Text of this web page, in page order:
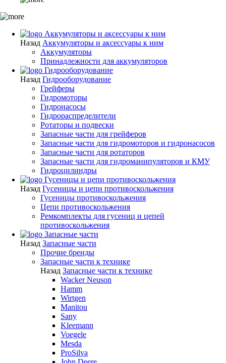
Аккумуляторы и аксессуары к ним
Назад Аккумуляторы и аксессуары к ним
Аккумуляторы
Принадлежности для аккумуляторов
Гидрооборудование
Назад Гидрооборудование
Грейферы
Гидромоторы
Гидронасосы
Гидрораспределители
Ротаторы и подвески
Запасные части для грейферов
Запасные части для гидромоторов и гидронасосов
Запасные части для ротаторов
Запасные части для гидроманипуляторов и КМУ
Гидроцилиндры
Гусеницы и цепи противоскольжения
Назад Гусеницы и цепи противоскольжения
Гусеницы противоскольжения
Цепи противоскольжения
Ремкомплекты для гусениц и цепей
противоскольжения
Запасные части
Назад Запасные части
Прочие бренды
Запасные части к технике
Назад Запасные части к технике
Wacker Neuson
Hamm
Wirtgen
Manitou
Sany
Kleemann
Voegele
Mesda
ProSilva